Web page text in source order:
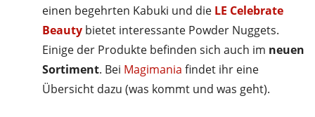
einen begehrten Kabuki und die LE Celebrate
Beauty bietet interessante Powder Nuggets.
Einige der Produkte befinden sich auch im neuen
Sortiment. Bei Magimania findet ihr eine
Übersicht dazu (was kommt und was geht).